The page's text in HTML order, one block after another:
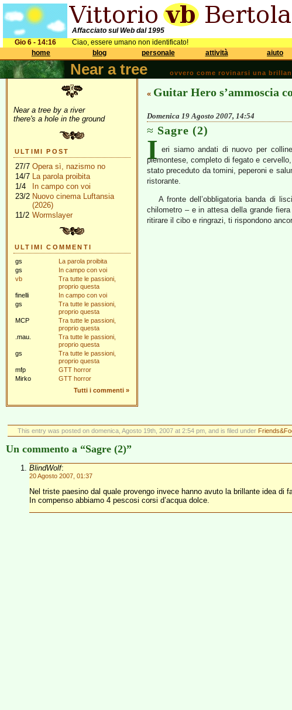
Affacciato sul Web dal 1995
Gio 6 - 14:16
Ciao, essere umano non identificato!
home
blog personale attività aiuto
Near a tree ovvero come rovinarsi una
Near a tree by a river
there's a hole in the ground
ULTIMI POST
27/7 Opera sì, nazismo no
14/7 La parola proibita
1/4
In campo con voi
23/2 Nuovo cinema Luftansia
(2026)
11/2 Wormslayer
ULTIMI COMMENTI
gs
La parola proibita
gs
In campo con voi
vb
Tra tutte le passioni,
proprio questa
finelli
In campo con voi
gs
Tra tutte le passioni,
proprio questa
MCP
Tra tutte le passioni,
proprio questa
.mau.
Tra tutte le passioni,
proprio questa
gs
Tra tutte le passioni,
proprio questa
mfp
GTT horror
Mirko
GTT horror
Tutti i commenti »
« Guitar Hero s’ammoscia
Domenica 19 Agosto 2007, 14:54
Sagre (2)
I eri siamo andati di nuovo per
piemontese, completo di fegato e
stato preceduto da tomini, peperoni e
ristorante.
A fronte dell’obbligatoria banda di
chilometro – e in attesa della grande
ritirare il cibo e ringrazi, ti rispondono
This entry was posted on domenica, Agosto 19th, 2007 at 2:54 pm, and is filed under
Un commento a “Sagre (2)”
BlindWolf:
20 Agosto 2007, 01:37
Nel triste paesino dal quale provengo invece hanno avuto la brillante idea
In compenso abbiamo 4 pescosi corsi d’acqua dolce.